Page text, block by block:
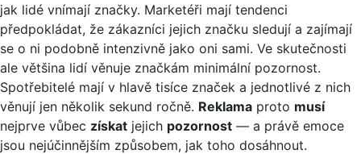
jak lidé vnímají značky. Marketéři mají tendenci
předpokládat, že zákazníci jejich značku sledují a zajímají
se o ni podobně intenzivně jako oni sami. Ve skutečnosti
ale většina lidí věnuje značkám minimální pozornost.
Spotřebitelé mají v hlavě tisíce značek a jednotlivé z nich
věnují jen několik sekund ročně. Reklama proto musí
nejprve vůbec získat jejich pozornost — a právě emoce
jsou nejúčinnějším způsobem, jak toho dosáhnout.